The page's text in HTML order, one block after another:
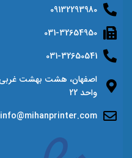
09132293980
031-32654950
031-32650541
واحد 22
info@mihanprinter.com